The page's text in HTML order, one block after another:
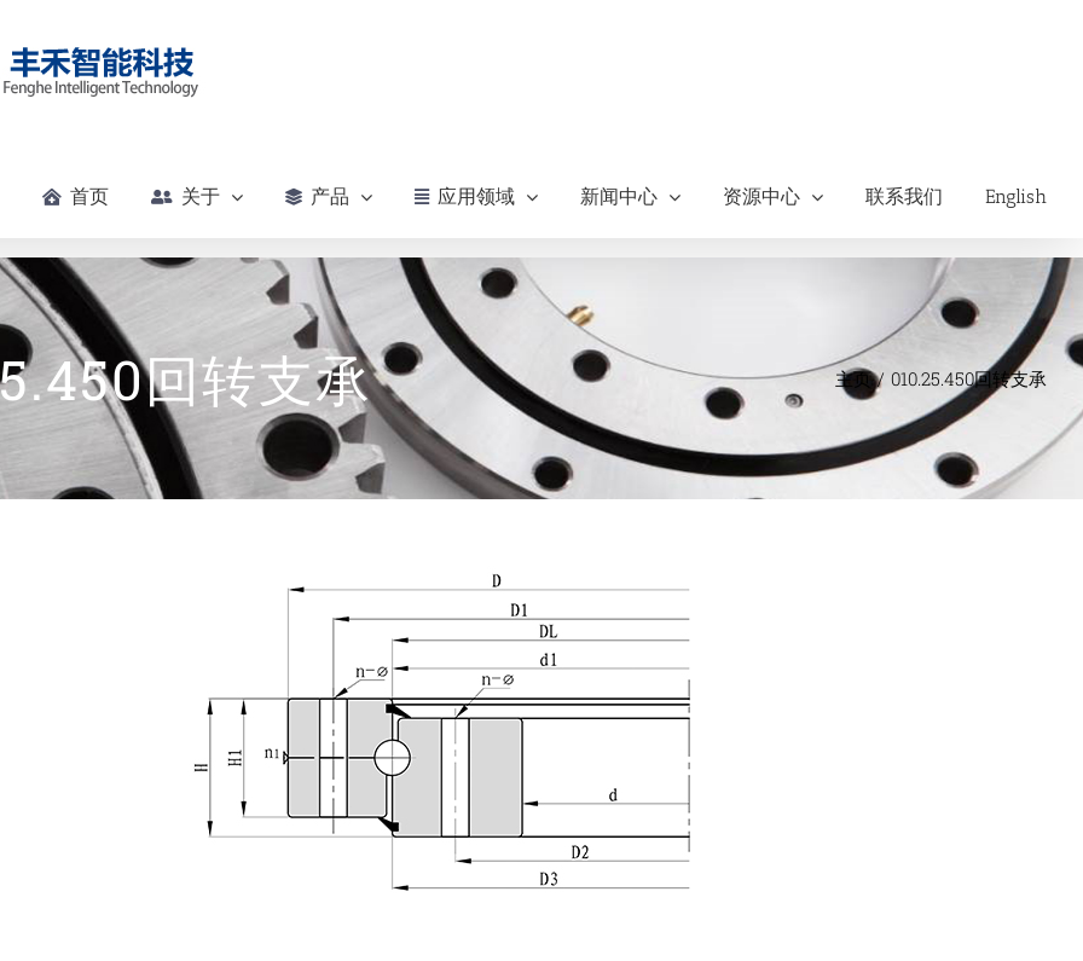
首页 关于 产品 应用领域 新闻中心 资源中心 联系我们 English
回转支承 主页 010.25.450回转支承